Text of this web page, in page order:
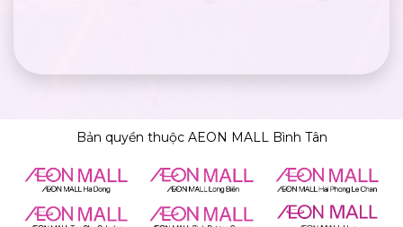
Bản quyền thuộc AEON MALL Bình Tân